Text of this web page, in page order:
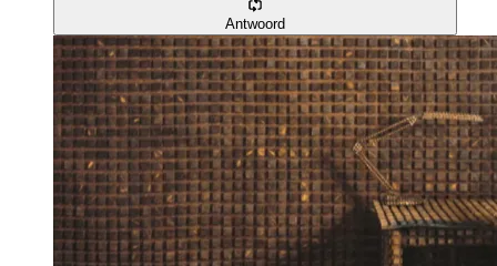
Antwoord